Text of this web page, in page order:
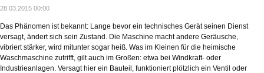
28.03.2015 00:00
Das Phänomen ist bekannt: Lange bevor ein technisches Gerät seinen Dienst
versagt, ändert sich sein Zustand. Die Maschine macht andere Geräusche,
vibriert stärker, wird mitunter sogar heiß. Was im Kleinen für die heimische
Waschmaschine zutrifft, gilt auch im Großen: etwa bei Windkraft- oder
Industrieanlagen. Versagt hier ein Bauteil, funktioniert plötzlich ein Ventil oder